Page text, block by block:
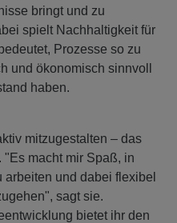
bringt und zu
spielt Nachhaltigkeit für
Prozesse so zu
und ökonomisch sinnvoll
haben.
mitzugestalten – das
"Es macht mir Spaß, in
und dabei flexibel
sagt sie.
bietet ihr den